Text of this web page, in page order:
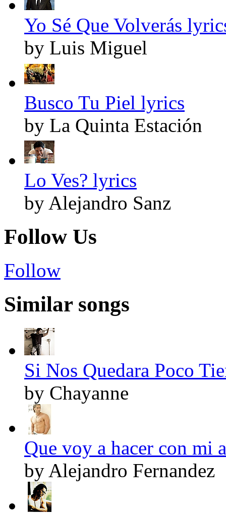
Yo Sé Que Volverás
by Luis Miguel
Busco Tu Piel lyrics
by La Quinta Estación
Lo Ves? lyrics
by Alejandro Sanz
Follow Us
Follow
Similar songs
Si Nos Quedara Poco
by Chayanne
Que voy a hacer con mi
by Alejandro Fernandez